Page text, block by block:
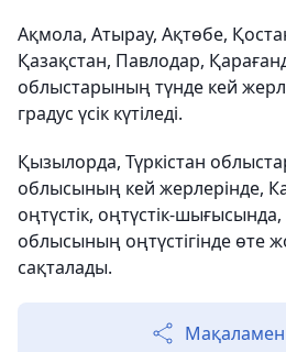
Ақмола, Атырау, Ақтөбе,
Қазақстан, Павлодар,
облыстарының түнде кей
градус үсік күтіледі.
Қызылорда, Түркістан
облысының кей жерлерінде,
оңтүстік, оңтүстік-
облысының оңтүстігінде өте
сақталады.
Мақаламен